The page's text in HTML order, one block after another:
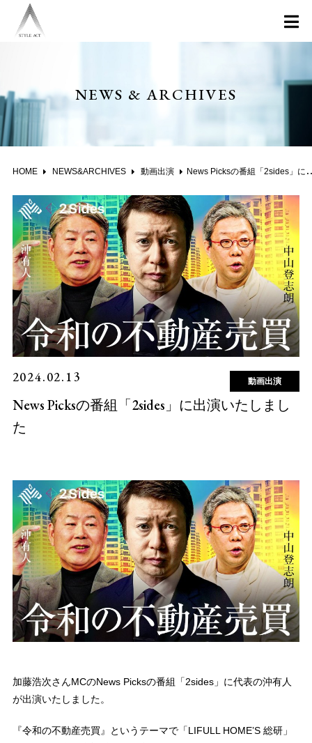
NEWS & ARCHIVES
HOME NEWS&ARCHIVES 動画出演 News Picksの番組「2sides」に出演いたしました
2024.02.13 動画出演
News Picksの番組「2sides」に出演いたしまし
た
加藤浩次さんMCのNews Picksの番組「2sides」に代表の沖有人
が出演いたしました。
『令和の不動産売買』というテーマで「LIFULL HOME’S 総研」